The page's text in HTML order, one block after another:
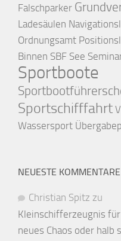
Falschparker
Ladesäulen
Ordnungsamt
Binnen SBF See
Sportboote
Sportschifffahrt
Wassersport
NEUESTE KOMMENTARE
Christian Spitz zu
Kleinschifferzeugnis
neues Chaos oder halb